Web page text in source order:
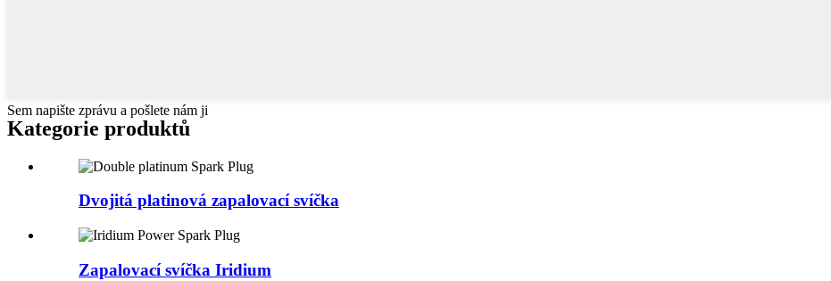
Sem napište zprávu a pošlete nám ji
Kategorie produktů
Dvojitá platinová zapalovací svíčka
Zapalovací svíčka Iridium